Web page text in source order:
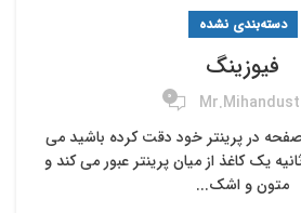
دسته‌بندی نشده
فیوزینگ
Mr.mihandust
0
در پرینتر خود دقت کرده باشید می
‎بینید که در عرض چند ثانیه یک کاغذ از میان پرینتر عبور می ‎کند و
متون و اشک...